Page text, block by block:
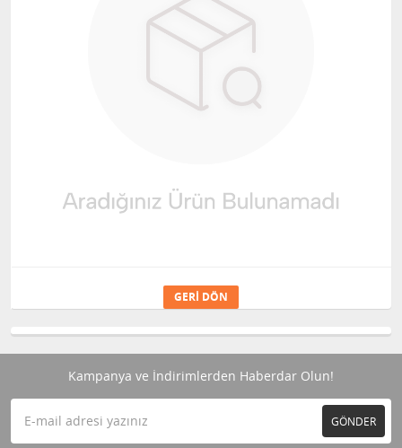
GERI DÖN
Kampanya ve İndirimlerden Haberdar Olun!
GÖNDER